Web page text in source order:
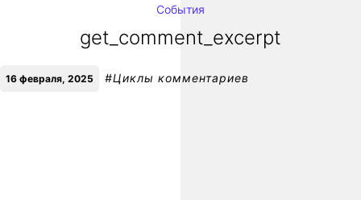
События
get_comment_excerpt
16 февраля, 2025 #Циклы комментариев